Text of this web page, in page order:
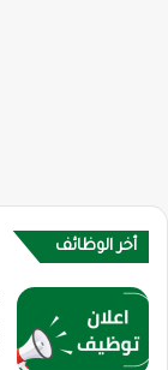
أخر الوظائف